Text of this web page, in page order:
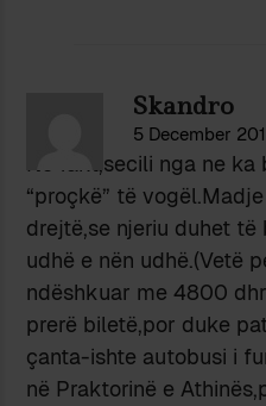
Skandro
5 December
Në fakt,secili nga ne ka
“proçkë” të
drejtë,se njeriu duhet të
udhë e nën udhë.(Vetë
ndëshkuar me 4800
prerë biletë,por duke
çanta-ishte autobusi i
në Praktorinë e